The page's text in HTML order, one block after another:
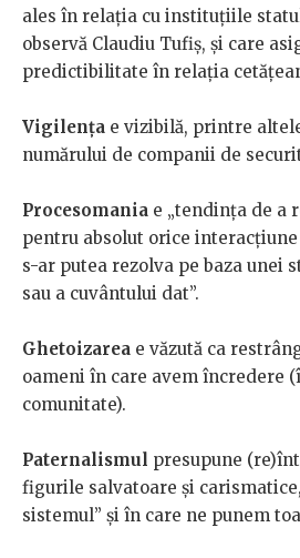
ales în relația cu instituțiile
observă Claudiu Tufiș, și care
predictibilitate în relația
Vigilența e vizibilă, printre
numărului de companii de
Procesomania e „tendința de a
pentru absolut orice
s-ar putea rezolva pe baza unei
sau a cuvântului dat”.
Ghetoizarea e văzută ca
oameni în care avem încredere
comunitate).
Paternalismul presupune
figurile salvatoare și
sistemul” și în care ne punem